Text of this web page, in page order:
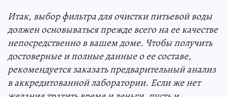
Итак, выбор фильтра для очистки питьевой воды
должен основываться прежде всего на ее качестве
непосредственно в вашем доме. Чтобы получить
достоверные и полные данные о ее составе,
рекомендуется заказать предварительный анализ
в аккредитованной лаборатории. Если же нет